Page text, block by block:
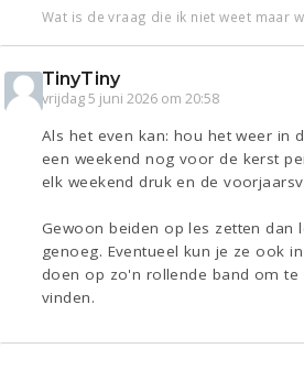
Wat is de vraag die ik niet weet maar
TinyTiny
vrijdag 5 juni 2026 om 20:58
Als het even kan: hou het weer in
een weekend nog voor de kerst
elk weekend druk en de
Gewoon beiden op les zetten dan
genoeg. Eventueel kun je ze ook
doen op zo'n rollende band om te
vinden.